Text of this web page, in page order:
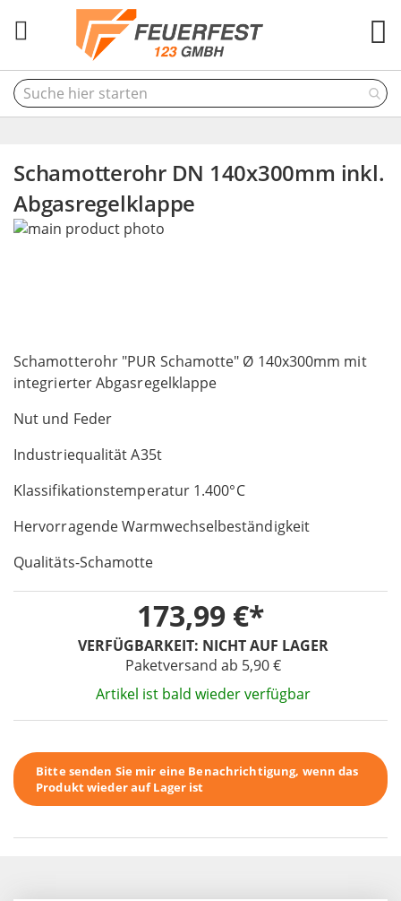
Schamotterohr DN 140x300mm inkl.
Abgasregelklappe
Schamotterohr "PUR Schamotte" Ø 140x300mm mit
integrierter Abgasregelklappe
Nut und Feder
Industriequalität A35t
Klassifikationstemperatur 1.400°C
Hervorragende Warmwechselbeständigkeit
Qualitäts-Schamotte
VERFÜGBARKEIT: NICHT AUF LAGER
Paketversand ab 5,90 €
Artikel ist bald wieder verfügbar
173,99 €
Bitte senden Sie mir eine Benachrichtigung, wenn das
Produkt wieder auf Lager ist
Skip
gallery
to
the
of
images
gallery